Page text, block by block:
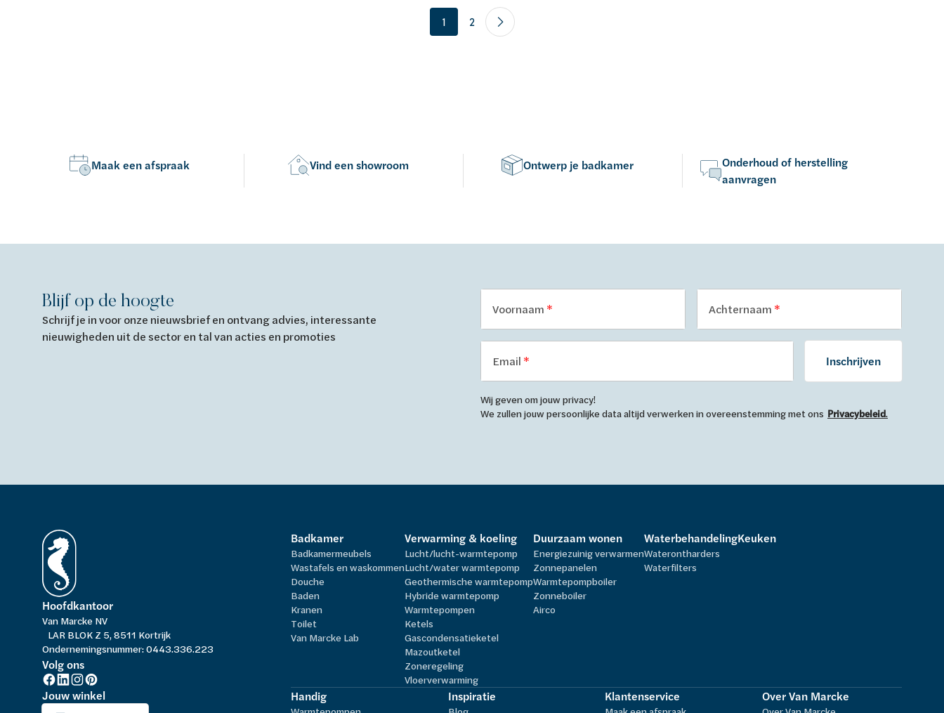
1 2
Maak een afspraak Vind een showroom Ontwerp je badkamer
Onderhoud of herstelling
aanvragen
Blijf op de hoogte
Schrijf je in voor onze nieuwsbrief en ontvang advies, interessante
nieuwigheden uit de sector en tal van acties en promoties
Voornaam Achternaam
Email Inschrijven
Wij geven om jouw privacy!
We zullen jouw persoonlijke data altijd verwerken in overeenstemming met ons Privacybeleid.
Hoofdkantoor
Van Marcke NV
LAR BLOK Z 5, 8511 Kortrijk
Ondernemingsnummer: 0443.336.223
Volg ons
Jouw winkel
Badkamer
Badkamermeubels
Wastafels en waskommen
Douche
Baden
Kranen
Toilet
Van Marcke Lab
Verwarming & koeling
Lucht/lucht-warmtepomp
Lucht/water warmtepomp
Geothermische warmtepomp
Hybride warmtepomp
Warmtepompen
Ketels
Gascondensatieketel
Mazoutketel
Zoneregeling
Vloerverwarming
Duurzaam wonen
Energiezuinig verwarmen
Zonnepanelen
Warmtepompboiler
Zonneboiler
Airco
Waterbehandeling
Waterontharders
Waterfilters
Keuken
Handig Inspiratie Klantenservice Over Van Marcke